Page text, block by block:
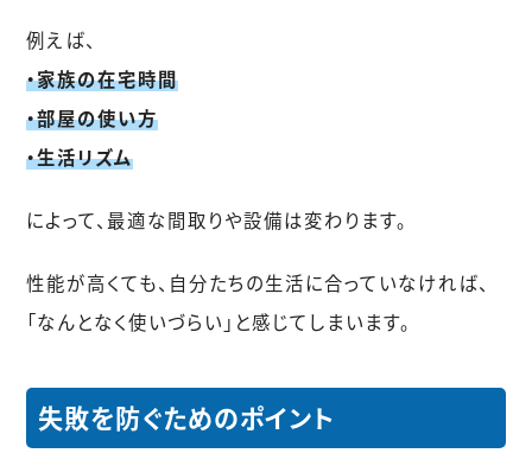
例えば、
・家族の在宅時間
・部屋の使い方
・生活リズム
によって、最適な間取りや設備は変わります。
性能が高くても、自分たちの生活に合っていなければ、
「なんとなく使いづらい」と感じてしまいます。
失敗を防ぐためのポイント